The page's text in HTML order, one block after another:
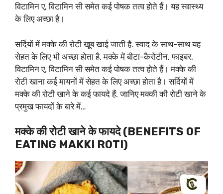
विटामिन ए, विटामिन सी समेत कई पोषक तत्व होते हैं। यह स्वास्थ्य
के लिए अच्छा है।
सर्दियों में मक्के की रोटी खूब खाई जाती है. स्वाद के साथ-साथ यह
सेहत के लिए भी अच्छा होता है. मक्के में बीटा-कैरोटीन, फाइबर,
विटामिन ए, विटामिन सी समेत कई पोषक तत्व होते हैं। मक्के की
रोटी खाना कई मायनों में सेहत के लिए अच्छा होता है। सर्दियों में
मक्के की रोटी खाने के कई फायदे हैं. जानिए मक्की की रोटी खाने के
प्रमुख फायदों के बारे में…
मक्के की रोटी खाने के फायदे (BENEFITS OF
EATING MAKKI ROTI)